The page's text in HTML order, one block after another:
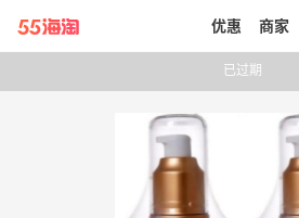
带你去官网买正品
优惠 商家
已过期